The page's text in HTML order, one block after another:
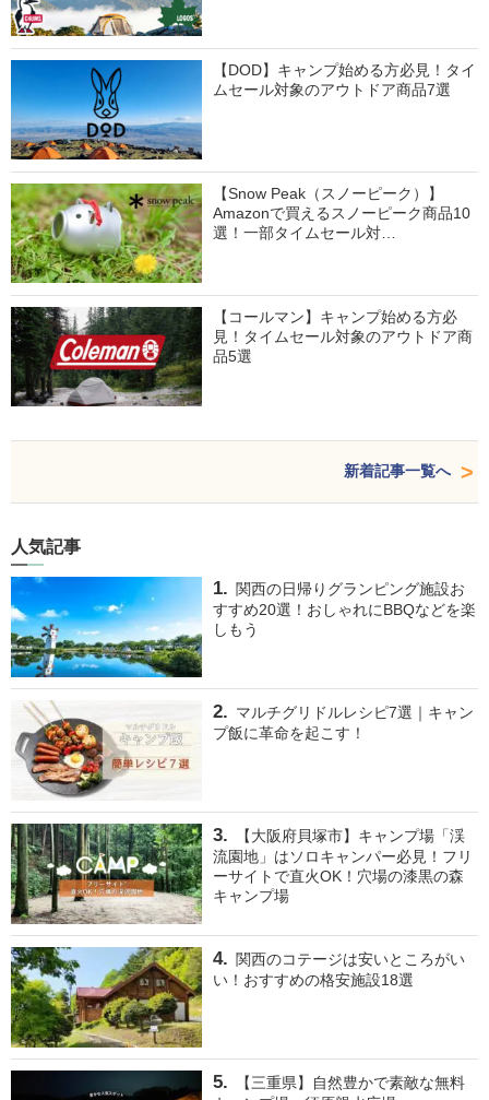
【DOD】キャンプ始める方必見！タイ
ムセール対象のアウトドア商品7選
【Snow Peak（スノーピーク）】
Amazonで買えるスノーピーク商品10
選！一部タイムセール対…
【コールマン】キャンプ始める方必
見！タイムセール対象のアウトドア商
品5選
新着記事一覧へ
人気記事
関西の日帰りグランピング施設お
すすめ20選！おしゃれにBBQなどを楽
しもう
マルチグリドルレシピ7選｜キャン
プ飯に革命を起こす！
【大阪府貝塚市】キャンプ場「渓
流園地」はソロキャンパー必見！フリ
ーサイトで直火OK！穴場の漆黒の森
キャンプ場
関西のコテージは安いところがい
い！おすすめの格安施設18選
【三重県】自然豊かで素敵な無料